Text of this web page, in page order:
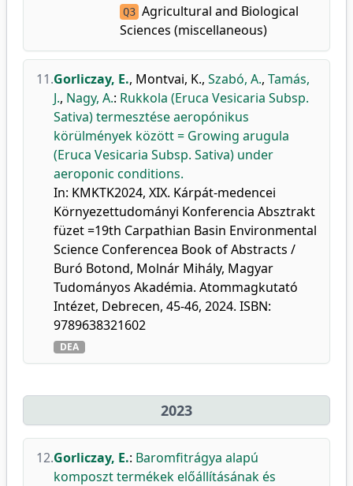
Q3 Agricultural and Biological
Sciences (miscellaneous)
11.Gorliczay, E., Montvai, K., Szabó, A., Tamás,
J., Nagy, A.: Rukkola (Eruca Vesicaria Subsp.
Sativa) termesztése aeropónikus
körülmények között = Growing arugula
(Eruca Vesicaria Subsp. Sativa) under
aeroponic conditions.
In: KMKTK2024, XIX. Kárpát-medencei
Környezettudományi Konferencia Absztrakt
füzet =19th Carpathian Basin Environmental
Science Conferencea Book of Abstracts /
Buró Botond, Molnár Mihály, Magyar
Tudományos Akadémia. Atommagkutató
Intézet, Debrecen, 45-46, 2024. ISBN:
9789638321602
DEA
2023
12.Gorliczay, E.: Baromfitrágya alapú
komposzt termékek előállításának és